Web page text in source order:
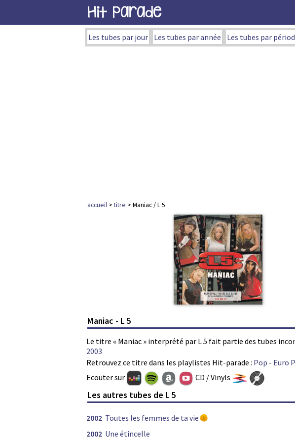
Hit Parade
Les tubes par jour Les tubes par année Les tubes par
accueil >titre > Maniac / L 5
Maniac - L 5
Le titre « Maniac » interprété par L 5 fait partie des tubes
2003
Retrouvez ce titre dans les playlistes Hit-parade : Pop - Euro
Ecouter sur CD / Vinyls
Les autres tubes de L 5
2002 Toutes les femmes de ta vie
2002 Une étincelle